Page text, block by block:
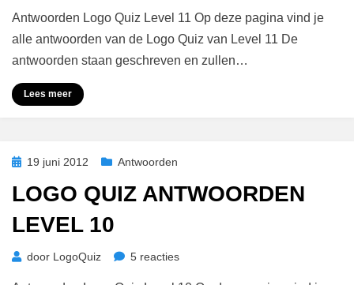
Antwoorden Logo Quiz Level 11 Op deze pagina vind je
alle antwoorden van de Logo Quiz van Level 11 De
antwoorden staan geschreven en zullen…
Lees meer
Geplaatst
19 juni 2012 Antwoorden
LOGO QUIZ ANTWOORDEN
LEVEL 10
door LogoQuiz 5 reactiesop